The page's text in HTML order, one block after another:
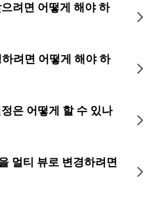
려면 어떻게 해야 하
려면 어떻게 해야 하
은 어떻게 할 수 있나
멀티 뷰로 변경하려면